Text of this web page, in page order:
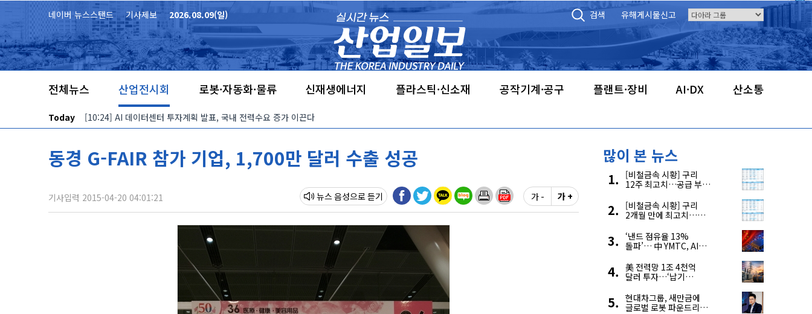
본문 바로가기
네이버 뉴스스탠드 기사제보 2026.08.09(일) 검색 유해게시물신고
전체뉴스 산업전시회 로봇·자동화·물류 신재생에너지 플라스틱·신소재 공작기계·공구 플랜트·장비 AI·DX 산소통
Today [10:24] AI 데이터센터 투자계획 발표, 국내 전력수요 증가 이끈다
동경 G-FAIR 참가 기업, 1,700만 달러 수출 성공
기사입력 2015-04-20 04:01:21 뉴스 음성 가 - 가 +
많이 본 뉴스
[비철금속 시황] 구리
12주 최고치…공급 부족
[비철금속 시황] 구리
2개월 만에 최고치…
우려 확대
‘낸드 점유율 13%
돌파’… 中 YMTC, AI
4위 맹추격
美 전력망 1조 4천억
달러 투자…‘납기
전력기자재 수출 호조
현대차그룹, 새만금에
글로벌 로봇 파운드리